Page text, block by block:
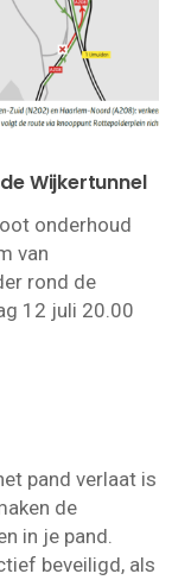
Wijkertunnel
onderhoud
van
rond de
12 juli 20.00
pand verlaat is
de
in je pand.
beveiligd, als